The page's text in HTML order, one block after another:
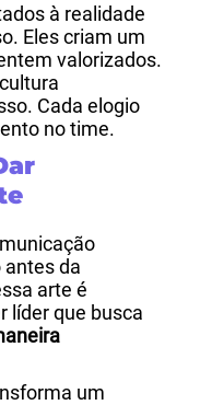
à realidade
Eles criam um
valorizados.
Cada elogio
no time.
da
arte é
líder que busca
um